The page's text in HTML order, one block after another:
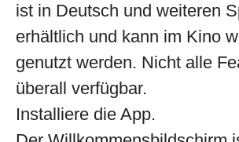
ist in Deutsch und weiteren
erhältlich und kann im Kino
genutzt werden. Nicht alle
überall verfügbar.
Installiere die App.